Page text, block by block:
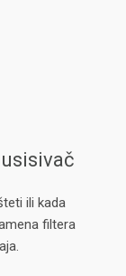
ili kada
filtera